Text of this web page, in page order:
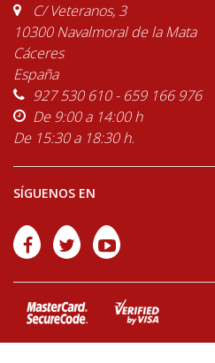
C/ Veteranos, 3
10300 Navalmoral de la Mata
Cáceres
España
927 530 610 - 659 166 976
De 9:00 a 14:00 h
De 15:30 a 18:30 h.
SÍGUENOS EN